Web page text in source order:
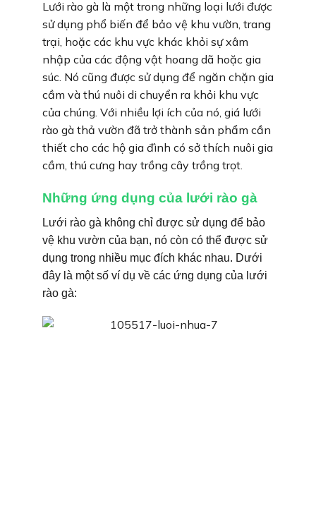
Lưới rào gà là một trong những loại lưới được
sử dụng phổ biến để bảo vệ khu vườn, trang
trại, hoặc các khu vực khác khỏi sự xâm
nhập của các động vật hoang dã hoặc gia
súc. Nó cũng được sử dụng để ngăn chặn gia
cầm và thú nuôi di chuyển ra khỏi khu vực
của chúng. Với nhiều lợi ích của nó, giá lưới
rào gà thả vườn đã trở thành sản phẩm cần
thiết cho các hộ gia đình có sở thích nuôi gia
cầm, thú cưng hay trồng cây trồng trọt.
Những ứng dụng của lưới rào gà
Lưới rào gà không chỉ được sử dụng để bảo
vệ khu vườn của bạn, nó còn có thể được sử
dụng trong nhiều mục đích khác nhau. Dưới
đây là một số ví dụ về các ứng dụng của lưới
rào gà: